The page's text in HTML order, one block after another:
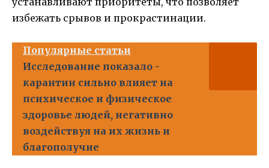
избежать срывов и прокрастинации.
Популярные статьи
Исследование показало -
карантин сильно влияет на
психическое и физическое
здоровье людей, негативно
воздействуя на их жизнь и
благополучие